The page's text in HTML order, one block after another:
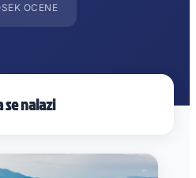
OCENE
se nalazi